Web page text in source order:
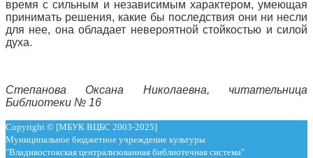
время с сильным и независимым характером, умеющая
принимать решения, какие бы последствия они ни несли
для нее, она обладает невероятной стойкостью и силой
духа.
Степанова Оксана Николаевна, читательница
Библиотеки № 16
Copyright © [МБУК ВЦБС 2003-2025]
Муниципальное бюджетное учреждение культуры
"Владивостокская централизованная библиотечная система"